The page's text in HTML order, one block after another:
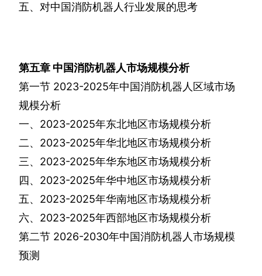
五、对中国消防机器人行业发展的思考
第五章 中国消防机器人市场规模分析
第一节 2023-2025年中国消防机器人区域市场
规模分析
一、 2023-2025年东北地区市场规模分析
二、 2023-2025年华北地区市场规模分析
三、 2023-2025年华东地区市场规模分析
四、 2023-2025年华中地区市场规模分析
五、 2023-2025年华南地区市场规模分析
六、 2023-2025年西部地区市场规模分析
第二节 2026-2030年中国消防机器人市场规模
预测